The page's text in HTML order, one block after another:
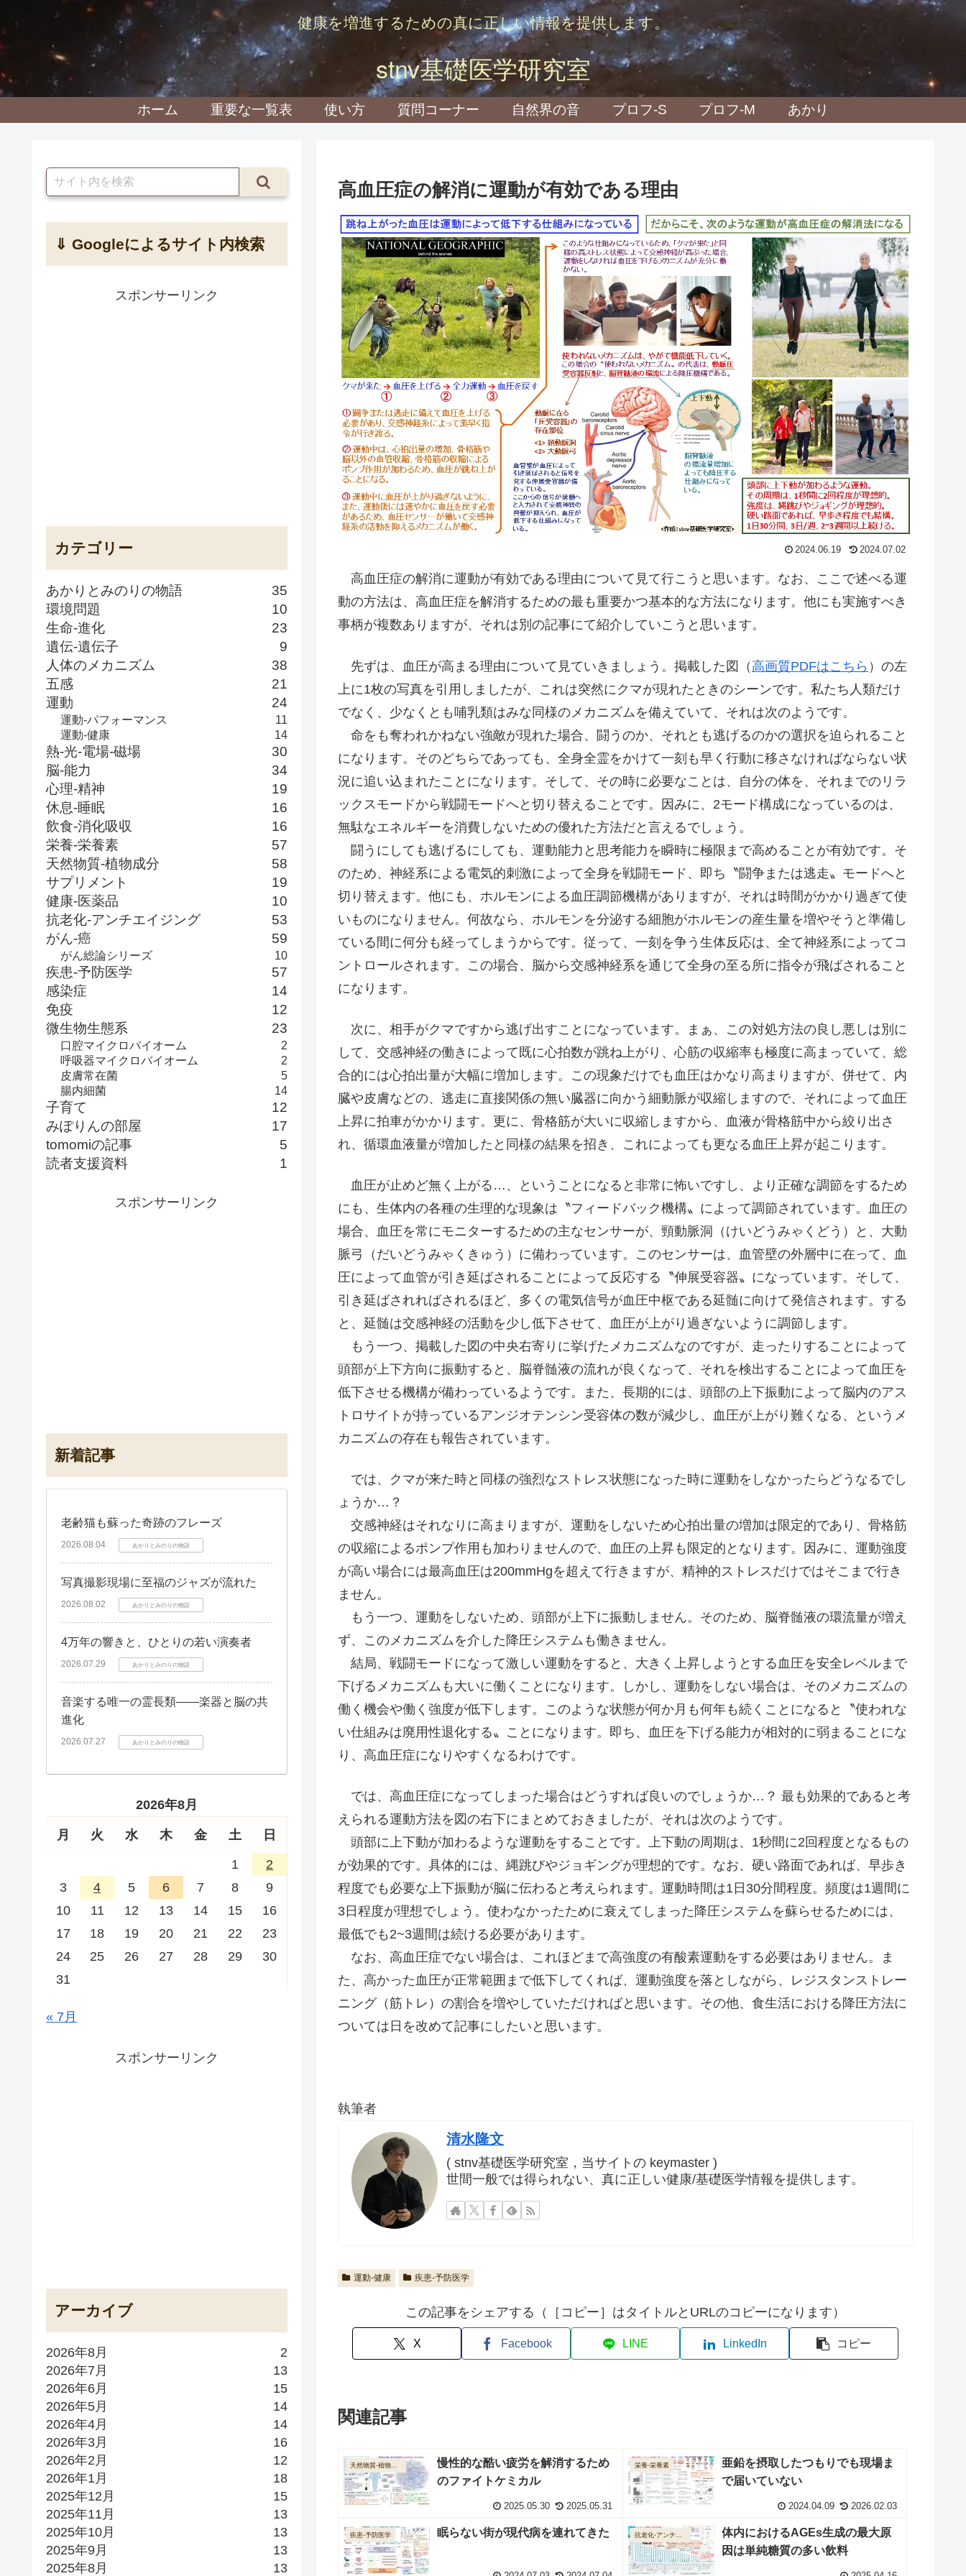
健康を増進するための真に正しい情報を提供します。
stnv基礎医学研究室
ホーム 重要な一覧表 使い方 質問コーナー 自然界の音 プロフ-S プロフ-M あかり
高血圧症の解消に運動が有効である理由
2024.06.19 2024.07.02
高血圧症の解消に運動が有効である理由について見て行こうと思います。なお、ここで述べる運
動の方法は、高血圧症を解消するための最も重要かつ基本的な方法になります。他にも実施すべき
事柄が複数ありますが、それは別の記事にて紹介していこうと思います。
先ずは、血圧が高まる理由について見ていきましょう。掲載した図（ 高画質PDFはこちら ）の左
上に1枚の写真を引用しましたが、これは突然にクマが現れたときのシーンです。私たち人類だけ
でなく、少なくとも哺乳類はみな同様のメカニズムを備えていて、それは次のようです。
命をも奪われかねない強敵が現れた場合、闘うのか、それとも逃げるのかの選択を迫られること
になります。そのどちらであっても、全身全霊をかけて一刻も早く行動に移さなければならない状
況に追い込まれたことになります。そして、その時に必要なことは、自分の体を、それまでのリラ
ックスモードから戦闘モードへと切り替えることです。因みに、2モード構成になっているのは、
無駄なエネルギーを消費しないための優れた方法だと言えるでしょう。
闘うにしても逃げるにしても、運動能力と思考能力を瞬時に極限まで高めることが有効です。そ
のため、神経系による電気的刺激によって全身を戦闘モード、即ち〝闘争または逃走〟モードへと
切り替えます。他にも、ホルモンによる血圧調節機構がありますが、それは時間がかかり過ぎて使
いものになりません。何故なら、ホルモンを分泌する細胞がホルモンの産生量を増やそうと準備し
ている間に何分も経ってしまうからです。従って、一刻を争う生体反応は、全て神経系によってコ
ントロールされます。この場合、脳から交感神経系を通じて全身の至る所に指令が飛ばされること
になります。
次に、相手がクマですから逃げ出すことになっています。まぁ、この対処方法の良し悪しは別に
して、交感神経の働きによって既に心拍数が跳ね上がり、心筋の収縮率も極度に高まっていて、総
合的には心拍出量が大幅に増加します。この現象だけでも血圧はかなり高まりますが、併せて、内
臓や皮膚などの、逃走に直接関係の無い臓器に向かう細動脈が収縮しますので、それによって血圧
上昇に拍車がかかります。更に、骨格筋が大いに収縮しますから、血液が骨格筋中から絞り出さ
れ、循環血液量が増加したと同様の結果を招き、これによっても更なる血圧上昇が起こります。
血圧が止めど無く上がる…、ということになると非常に怖いですし、より正確な調節をするため
にも、生体内の各種の生理的な現象は〝フィードバック機構〟によって調節されています。血圧の
場合、血圧を常にモニターするための主なセンサーが、頸動脈洞（けいどうみゃくどう）と、大動
脈弓（だいどうみゃくきゅう）に備わっています。このセンサーは、血管壁の外層中に在って、血
圧によって血管が引き延ばされることによって反応する〝伸展受容器〟になっています。そして、
引き延ばされればされるほど、多くの電気信号が血圧中枢である延髄に向けて発信されます。する
と、延髄は交感神経の活動を少し低下させて、血圧が上がり過ぎないように調節します。
もう一つ、掲載した図の中央右寄りに挙げたメカニズムなのですが、走ったりすることによって
頭部が上下方向に振動すると、脳脊髄液の流れが良くなって、それを検出することによって血圧を
低下させる機構が備わっているようです。また、長期的には、頭部の上下振動によって脳内のアス
トロサイトが持っているアンジオテンシン受容体の数が減少し、血圧が上がり難くなる、というメ
カニズムの存在も報告されています。
では、クマが来た時と同様の強烈なストレス状態になった時に運動をしなかったらどうなるでし
ょうか…？
交感神経はそれなりに高まりますが、運動をしないため心拍出量の増加は限定的であり、骨格筋
の収縮によるポンプ作用も加わりませんので、血圧の上昇も限定的となります。因みに、運動強度
が高い場合には最高血圧は200mmHgを超えて行きますが、精神的ストレスだけではそこまで行き
ません。
もう一つ、運動をしないため、頭部が上下に振動しません。そのため、脳脊髄液の環流量が増え
ず、このメカニズムを介した降圧システムも働きません。
結局、戦闘モードになって激しい運動をすると、大きく上昇しようとする血圧を安全レベルまで
下げるメカニズムも大いに働くことになります。しかし、運動をしない場合は、そのメカニズムの
働く機会や働く強度が低下します。このような状態が何か月も何年も続くことになると〝使われな
い仕組みは廃用性退化する〟ことになります。即ち、血圧を下げる能力が相対的に弱まることにな
り、高血圧症になりやすくなるわけです。
では、高血圧症になってしまった場合はどうすれば良いのでしょうか…？ 最も効果的であると考
えられる運動方法を図の右下にまとめておきましたが、それは次のようです。
頭部に上下動が加わるような運動をすることです。上下動の周期は、1秒間に2回程度となるもの
が効果的です。具体的には、縄跳びやジョギングが理想的です。なお、硬い路面であれば、早歩き
程度でも必要な上下振動が脳に伝わると考えられます。運動時間は1日30分間程度。頻度は1週間に
3日程度が理想でしょう。使わなかったために衰えてしまった降圧システムを蘇らせるためには、
最低でも2~3週間は続ける必要があります。
なお、高血圧症でない場合は、これほどまで高強度の有酸素運動をする必要はありません。ま
た、高かった血圧が正常範囲まで低下してくれば、運動強度を落としながら、レジスタンストレー
ニング（筋トレ）の割合を増やしていただければと思います。その他、食生活における降圧方法に
ついては日を改めて記事にしたいと思います。
執筆者
清水隆文
( stnv基礎医学研究室，当サイトの keymaster )
世間一般では得られない、真に正しい健康/基礎医学情報を提供します。
運動-健康 疾患-予防医学
この記事をシェアする（［コピー］はタイトルとURLのコピーになります）
X Facebook LINE LinkedIn コピー
関連記事
天然物質-植物成分
慢性的な酷い疲労を解消するため
のファイトケミカル
2025.05.30 2025.05.31
栄養-栄養素
亜鉛を摂取したつもりでも現場ま
で届いていない
2024.04.09 2026.02.03
疾患-予防医学 眠らない街が現代病を連れてきた 抗老化-アンチエイジング
体内におけるAGEs生成の最大原
因は単純糖質の多い飲料
⇓ Googleによるサイト内検索
スポンサーリンク
カテゴリー
あかりとみのりの物語
35
環境問題
10
生命-進化
23
遺伝-遺伝子
9
人体のメカニズム
38
五感
21
運動
24
運動-パフォーマンス
11
運動-健康
14
熱-光-電場-磁場
30
脳-能力
34
心理-精神
19
休息-睡眠
16
飲食-消化吸収
16
栄養-栄養素
57
天然物質-植物成分
58
サプリメント
19
健康-医薬品
10
抗老化-アンチエイジング
53
がん-癌
59
がん総論シリーズ 10
疾患-予防医学
57
感染症
14
免疫
12
微生物生態系
23
口腔マイクロバイオーム
2
呼吸器マイクロバイオーム
2
皮膚常在菌
5
腸内細菌
14
子育て
12
みぽりんの部屋
17
tomomiの記事
5
読者支援資料
1
スポンサーリンク
新着記事
老齢猫も蘇った奇跡のフレーズ
2026.08.04 あかりとみのりの物語
写真撮影現場に至福のジャズが流れた
2026.08.02 あかりとみのりの物語
4万年の響きと、ひとりの若い演奏者
2026.07.29 あかりとみのりの物語
音楽する唯一の霊長類――楽器と脳の共
進化
2026.07.27 あかりとみのりの物語
2026年8月
月 火 水 木 金 土 日
1
2
3
4 5 6 7 8
9
10
11 12 13 14 15
16
17
18 19 20 21 22
23
24
25 26 27 28 29
30
31
« 7月
スポンサーリンク
アーカイブ
2026年8月
2
2026年7月
13
2026年6月
15
2026年5月
14
2026年4月
14
2026年3月
16
2026年2月
12
2026年1月
18
2025年12月
15
2025年11月
13
2025年10月
13
2025年9月
13
2025年8月
13